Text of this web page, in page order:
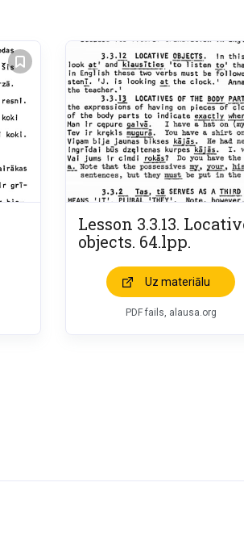
Lesson 3.3.13.
objects. 64.lpp.
Uz materiālu
PDF fails, alausa.org